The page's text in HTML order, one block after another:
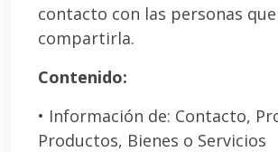
contacto con las personas que
compartirla.
Contenido:
• Información de: Contacto,
Productos, Bienes o Servicios